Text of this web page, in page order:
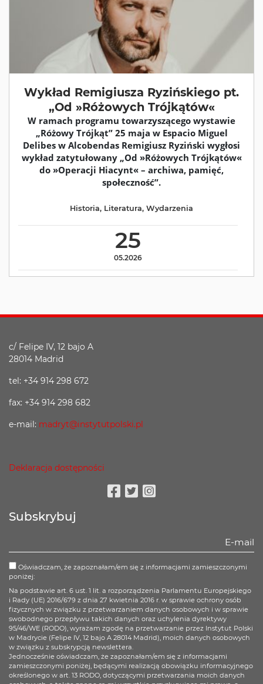
Wykład Remigiusza Ryzińskiego pt.
„Od »Różowych Trójkątów«
W ramach programu towarzyszącego wystawie
„Różowy Trójkąt” 25 maja w Espacio Miguel
Delibes w Alcobendas Remigiusz Ryziński wygłosi
wykład zatytułowany „Od »Różowych Trójkątów«
do »Operacji Hiacynt« – archiwa, pamięć,
społeczność”.
25
05.2026
Historia, Literatura, Wydarzenia
c/ Felipe IV, 12 bajo A
28014 Madrid
tel: +34 914 298 672
fax: +34 914 298 682
e-mail: madryt@instytutpolski.pl
Deklaracja dostępności
Subskrybuj
Oświadczam, że zapoznałam/em się z informacjami zamieszczonymi
poniżej:
Na podstawie art. 6 ust. 1 lit. a rozporządzenia Parlamentu Europejskiego
i Rady (UE) 2016/679 z dnia 27 kwietnia 2016 r. w sprawie ochrony osób
fizycznych w związku z przetwarzaniem danych osobowych i w sprawie
swobodnego przepływu takich danych oraz uchylenia dyrektywy
95/46/WE (RODO), wyrażam zgodę na przetwarzanie przez Instytut Polski
w Madrycie (Felipe IV, 12 bajo A 28014 Madrid), moich danych osobowych
w związku z subskrypcją newslettera.
Jednocześnie oświadczam, że zapoznałam/em się z informacjami
zamieszczonymi poniżej, będącymi realizacją obowiązku informacyjnego
określonego w art. 13 RODO, dotyczącymi przetwarzania moich danych